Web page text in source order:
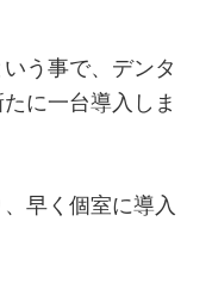
う事で、デンタ
に一台導入しま
早く個室に導入